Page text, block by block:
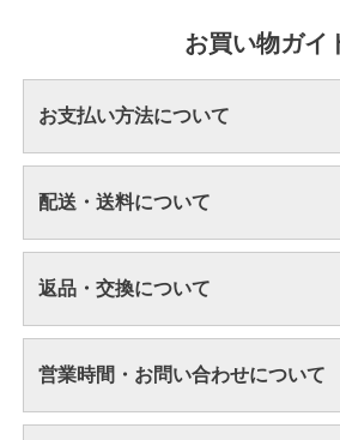
お買い物ガイ
お支払い方法について
配送・送料について
返品・交換について
営業時間・お問い合わせについて